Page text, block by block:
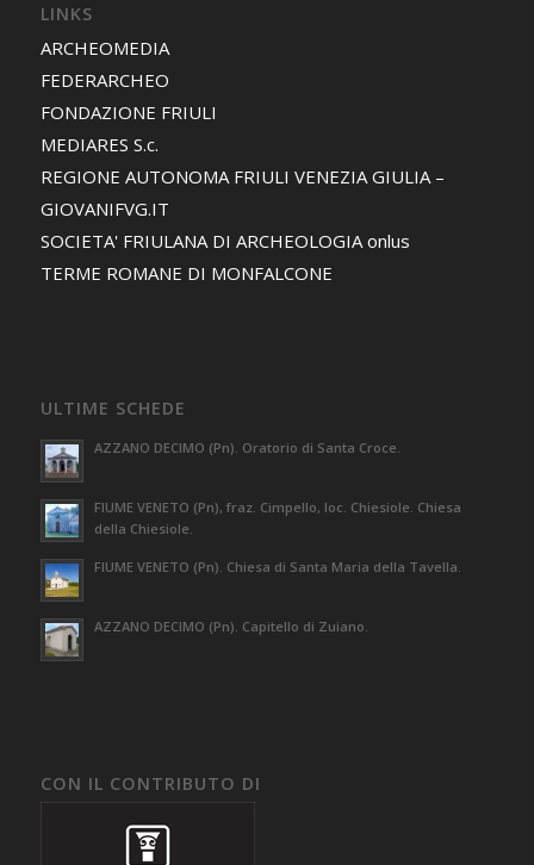
LINKS
ARCHEOMEDIA
FEDERARCHEO
FONDAZIONE FRIULI
MEDIARES S.c.
REGIONE AUTONOMA FRIULI VENEZIA GIULIA –
GIOVANIFVG.IT
SOCIETA' FRIULANA DI ARCHEOLOGIA onlus
TERME ROMANE DI MONFALCONE
ULTIME SCHEDE
AZZANO DECIMO (Pn). Oratorio di Santa Croce.
FIUME VENETO (Pn), fraz. Cimpello, loc. Chiesiole. Chiesa
della Chiesiole.
FIUME VENETO (Pn). Chiesa di Santa Maria della Tavella.
AZZANO DECIMO (Pn). Capitello di Zuiano.
CON IL CONTRIBUTO DI